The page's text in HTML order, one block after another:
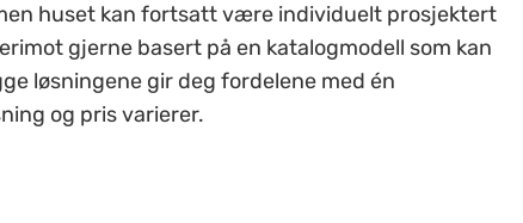
huset kan fortsatt være individuelt prosjektert
gjerne basert på en katalogmodell som kan
løsningene gir deg fordelene med én
og pris varierer.